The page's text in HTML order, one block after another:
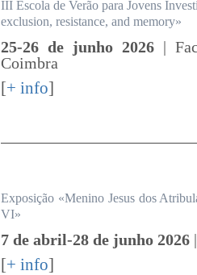
III Escola de Verão para Jovens
exclusion, resistance, and memory»
25-26 de junho 2026 |
Coimbra
[+ info]
Exposição «Menino Jesus dos
VI»
7 de abril-28 de junho 2026
[+ info]